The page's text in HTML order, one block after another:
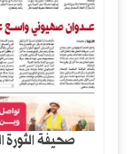
صحيفة الثورة الجمعه 24 صفر